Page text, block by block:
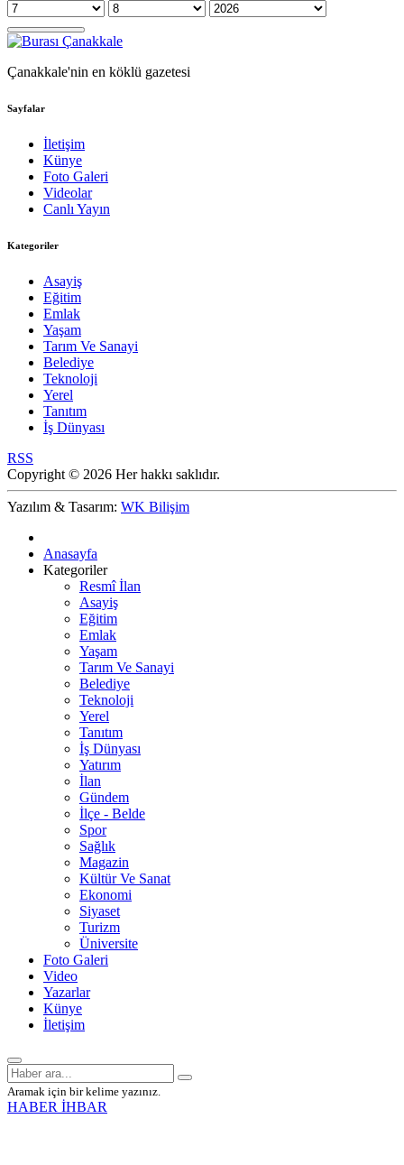
Çanakkale'nin en köklü gazetesi
Sayfalar
İletişim
Künye
Foto Galeri
Videolar
Canlı Yayın
Kategoriler
Asayiş
Eğitim
Emlak
Yaşam
Tarım Ve Sanayi
Belediye
Teknoloji
Yerel
Tanıtım
İş Dünyası
RSS
Copyright © 2026 Her hakkı saklıdır.
Yazılım & Tasarım: WK Bilişim
Anasayfa
Kategoriler
Resmî İlan
Asayiş
Eğitim
Emlak
Yaşam
Tarım Ve Sanayi
Belediye
Teknoloji
Yerel
Tanıtım
İş Dünyası
Yatırım
İlan
Gündem
İlçe - Belde
Spor
Sağlık
Magazin
Kültür Ve Sanat
Ekonomi
Siyaset
Turizm
Üniversite
Foto Galeri
Video
Yazarlar
Künye
İletişim
Aramak için bir kelime yazınız.
HABER İHBAR